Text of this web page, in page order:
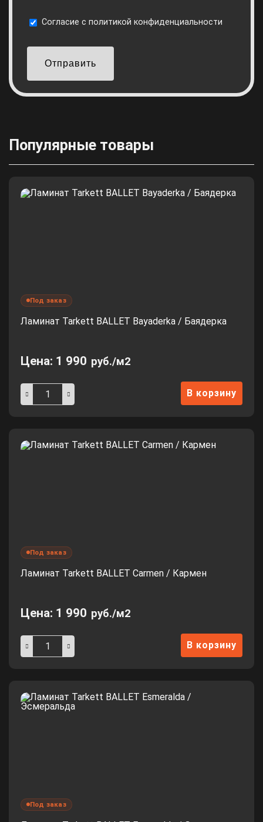
Cогласие сполитикой конфиденциальности
Отправить
Популярные товары
Под заказ
Ламинат Tarkett BALLET Bayaderka / Баядерка
Цена: 1 990 руб./м2
В корзину
Под заказ
Ламинат Tarkett BALLET Carmen / Кармен
Цена: 1 990 руб./м2
В корзину
Под заказ